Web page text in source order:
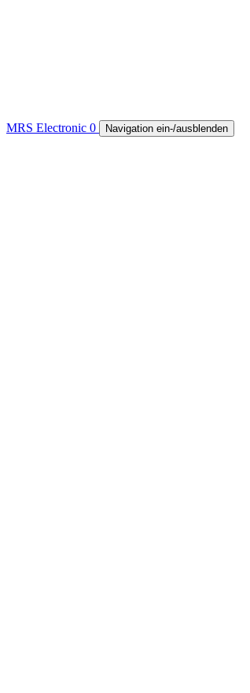
MRS Electronic 0 Navigation ein-/ausblenden